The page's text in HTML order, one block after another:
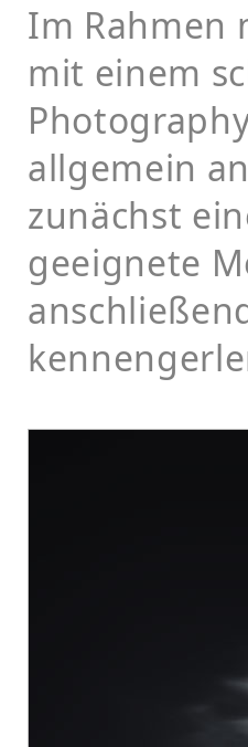
Im Rahmen
mit einem
allgemein
zunächst
geeignete